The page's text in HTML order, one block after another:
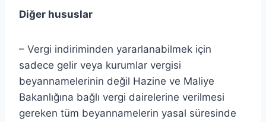
Diğer hususlar
– Vergi indiriminden yararlanabilmek için
sadece gelir veya kurumlar vergisi
beyannamelerinin değil Hazine ve Maliye
Bakanlığına bağlı vergi dairelerine verilmesi
gereken tüm beyannamelerin yasal süresinde